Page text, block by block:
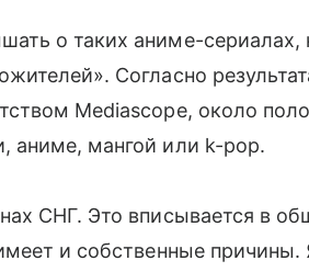
о таких аниме-сериалах,
Согласно
Mediascope, около
аниме, мангой или k-pop.
СНГ. Это вписывается в
и собственные причины.